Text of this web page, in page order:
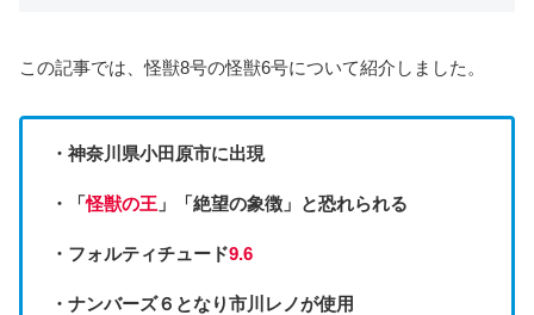
この記事では、怪獣8号の怪獣6号について紹介しました。
・神奈川県小田原市に出現
・「怪獣の王」「絶望の象徴」と恐れられる
・フォルティチュード9.6
・ナンバーズ６となり市川レノが使用